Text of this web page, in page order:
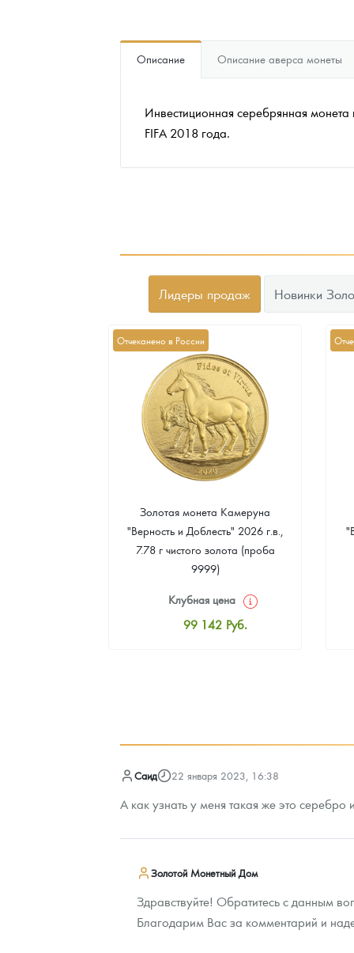
Монеты и жетоны из недрагоценных металлов
Описание Описание аверса монеты
Инвестиционная серебрянная
FIFA 2018 года.
Лидеры продаж Новинки
Отчеканено в России
Золотая монета Камеруна
"Верность и Доблесть" 2026 г.в.,
7.78 г чистого золота (проба
9999)
Клубная цена
99 142 Руб.
Саид 22 января 2023, 16:38
А как узнать у меня такая же это серебро
Золотой Монетный Дом
Здравствуйте! Обратитесь с данным
Благодарим Вас за комментарий и